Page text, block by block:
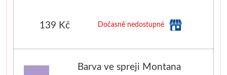
139 Kč Dočasně nedostupné
Barva ve spreji Montana